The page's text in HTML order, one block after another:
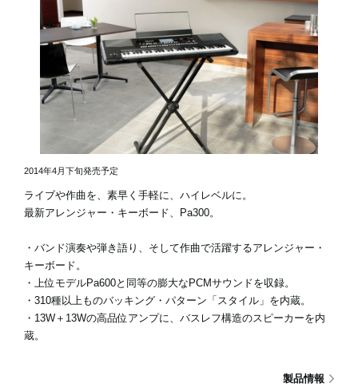
2014年4月下旬発売予定
ライブや作曲を、素早く手軽に、ハイレベルに。
最新アレンジャー・キーボード、Pa300。
・バンド演奏や弾き語り、そして作曲で活躍するアレンジャー・
キーボード。
・上位モデルPa600と同等の膨大なPCMサウンドを収録。
・310種以上ものバッキング・パターン「スタイル」を内蔵。
・13W＋13Wの高品位アンプに、バスレフ構造のスピーカーを内
蔵。
製品情報